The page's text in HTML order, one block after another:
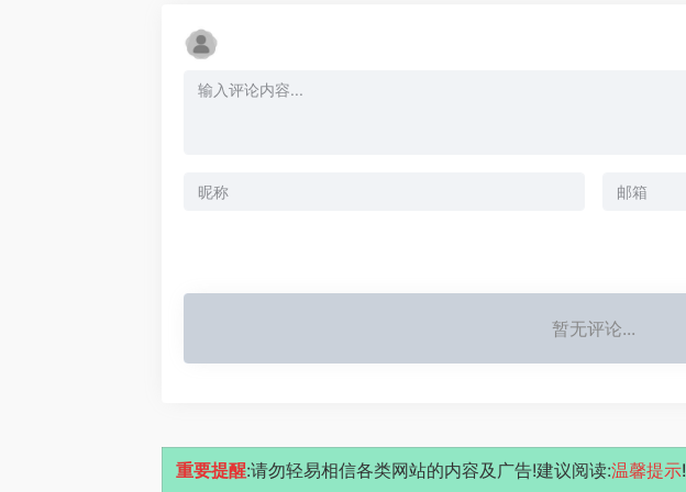
暂无评论...
重要提醒:请勿轻易相信各类网站的内容及广告!建议阅读:温馨提示!